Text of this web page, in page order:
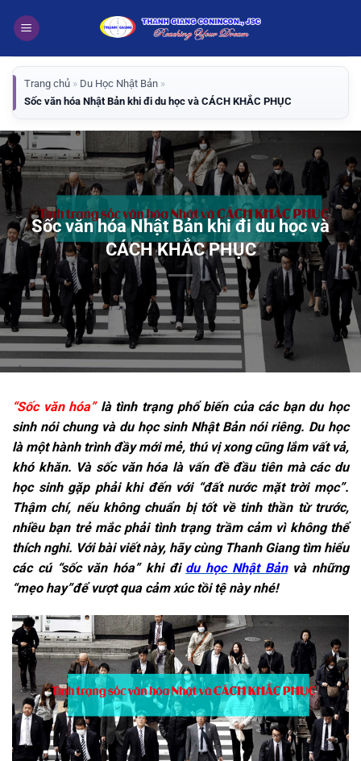
qua
dung
Trang chủ » Du Học Nhật Bản »
Sốc văn hóa Nhật Bản khi đi du học và CÁCH KHẮC PHỤC
Sốc văn hóa Nhật Bản khi đi du học và
CÁCH KHẮC PHỤC
“Sốc văn hóa”là tình trạng phổ biến của các bạn du học
sinh nói chung và du học sinh Nhật Bản nói riêng. Du học
là một hành trình đầy mới mẻ, thú vị xong cũng lắm vất vả,
khó khăn. Và sốc văn hóa là vấn đề đầu tiên mà các du
học sinh gặp phải khi đến với “đất nước mặt trời mọc”.
Thậm chí, nếu không chuẩn bị tốt về tinh thần từ trước,
nhiều bạn trẻ mắc phải tình trạng trầm cảm vì không thể
thích nghi. Với bài viết này, hãy cùng Thanh Giang tìm hiểu
các cú “sốc văn hóa” khi đi du học Nhật Bảnvà những
“mẹo hay”để vượt qua cảm xúc tồi tệ này nhé!